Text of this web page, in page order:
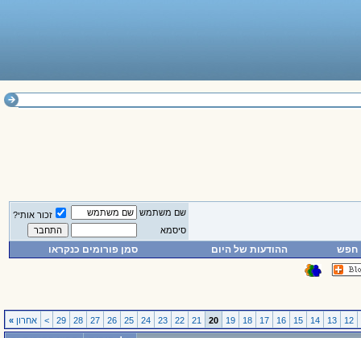
שם משתמש
זכור אותי?
סיסמא
חפש ההודעות של היום סמן פורומים כנקראו
12
13
14
15
16
17
18
19
20
21
22
23
24
25
26
27
28
29
> אחרון »